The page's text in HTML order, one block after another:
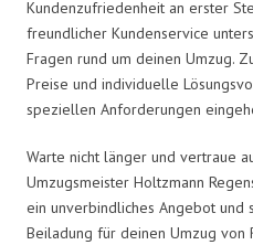
Kundenzufriedenheit an erster
freundlicher Kundenservice
Fragen rund um deinen Umzug.
Preise und individuelle
speziellen Anforderungen
Warte nicht länger und vertraue
Umzugsmeister Holtzmann
ein unverbindliches Angebot und
Beiladung für deinen Umzug von